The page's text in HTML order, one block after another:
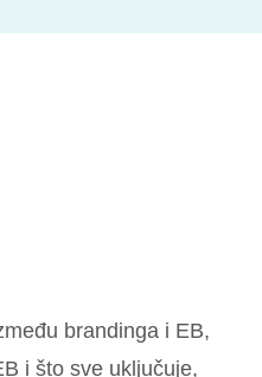
brandinga i EB,
i što sve uključuje,